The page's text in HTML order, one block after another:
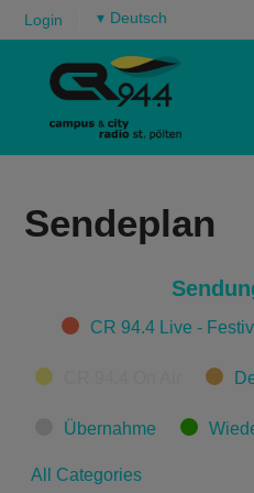
Login ▾
Sendeplan
CategoriesCR 94.4 Live -
Übernahme
All Categories